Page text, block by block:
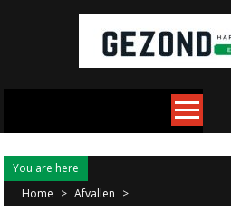
You are here
Home > Afvallen >